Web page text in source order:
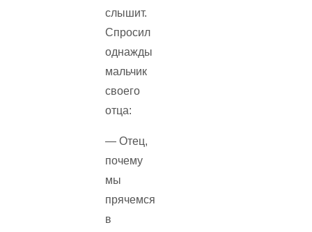
слышит.
Спросил
однажды
мальчик
своего
отца:
— Отец,
почему
мы
прячемся
в